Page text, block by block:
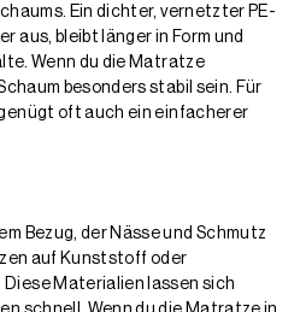
Ein dichter, vernetzter PE-
aus, bleibt länger in Form und
Wenn du die Matratze
besonders stabil sein. Für
oft auch ein einfacherer
Bezug, der Nässe und Schmutz
auf Kunststoff oder
Materialien lassen sich